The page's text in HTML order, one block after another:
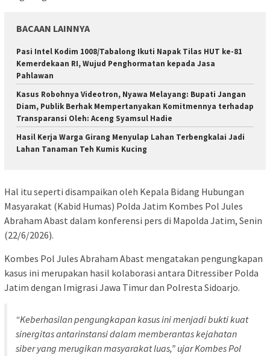
BACAAN LAINNYA
Pasi Intel Kodim 1008/Tabalong Ikuti Napak Tilas HUT ke-81
Kemerdekaan RI, Wujud Penghormatan kepada Jasa
Pahlawan
Kasus Robohnya Videotron, Nyawa Melayang: Bupati Jangan
Diam, Publik Berhak Mempertanyakan Komitmennya terhadap
Transparansi Oleh: Aceng Syamsul Hadie
Hasil Kerja Warga Girang Menyulap Lahan Terbengkalai Jadi
Lahan Tanaman Teh Kumis Kucing
Hal itu seperti disampaikan oleh Kepala Bidang Hubungan
Masyarakat (Kabid Humas) Polda Jatim Kombes Pol Jules
Abraham Abast dalam konferensi pers di Mapolda Jatim, Senin
(22/6/2026).
Kombes Pol Jules Abraham Abast mengatakan pengungkapan
kasus ini merupakan hasil kolaborasi antara Ditressiber Polda
Jatim dengan Imigrasi Jawa Timur dan Polresta Sidoarjo.
“Keberhasilan pengungkapan kasus ini menjadi bukti kuat
sinergitas antarinstansi dalam memberantas kejahatan
siber yang merugikan masyarakat luas,” ujar Kombes Pol